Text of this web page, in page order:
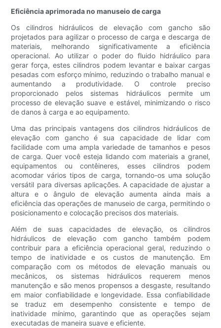
Eficiência aprimorada no manuseio de carga
Os cilindros hidráulicos de elevação com gancho são
projetados para agilizar o processo de carga e descarga de
materiais, melhorando significativamente a eficiência
operacional. Ao utilizar o poder do fluido hidráulico para
gerar força, estes cilindros podem levantar e baixar cargas
pesadas com esforço mínimo, reduzindo o trabalho manual e
aumentando a produtividade. O controle preciso
proporcionado pelos sistemas hidráulicos permite um
processo de elevação suave e estável, minimizando o risco
de danos à carga e ao equipamento.
Uma das principais vantagens dos cilindros hidráulicos de
elevação com gancho é sua capacidade de lidar com
facilidade com uma ampla variedade de tamanhos e pesos
de carga. Quer você esteja lidando com materiais a granel,
equipamentos ou contêineres, esses cilindros podem
acomodar vários tipos de carga, tornando-os uma solução
versátil para diversas aplicações. A capacidade de ajustar a
altura e o ângulo de elevação aumenta ainda mais a
eficiência das operações de manuseio de carga, permitindo o
posicionamento e colocação precisos dos materiais.
Além de suas capacidades de elevação, os cilindros
hidráulicos de elevação com gancho também podem
contribuir para a eficiência operacional geral, reduzindo o
tempo de inatividade e os custos de manutenção. Em
comparação com os métodos de elevação manuais ou
mecânicos, os sistemas hidráulicos requerem menos
manutenção e são menos propensos a desgaste, resultando
em maior confiabilidade e longevidade. Essa confiabilidade
se traduz em desempenho consistente e tempo de
inatividade mínimo, garantindo que as operações sejam
executadas de maneira suave e eficiente.